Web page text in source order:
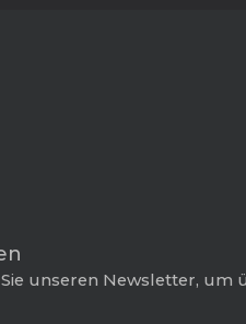
unseren Newsletter,